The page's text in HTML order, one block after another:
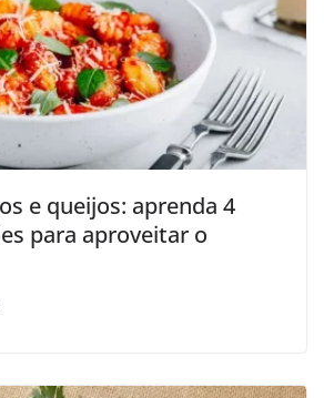
e queijos: aprenda 4
para aproveitar o